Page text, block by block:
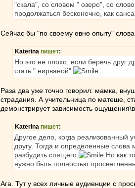
"скала", со словом " озеро", со
продолжаться бесконечно, как
Сейчас бы "по своему овно опыту"
Katerina пишет:
Но это не плохо, если беречь друг
стать " нирваной".
Раза два уже точно говорил: мамка,
страдания. А учительница по матеше,
демонстрирует зависимость
Katerina пишет:
Другое дело, когда реализованный
другу. Тогда и определенные слова
разбудить спящего.
Но как
нужно быть полностью
Ага. Тут у всех личные аудиенции с